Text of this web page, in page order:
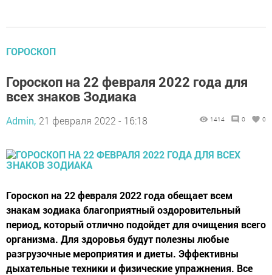
ГОРОСКОП
Гороскоп на 22 февраля 2022 года для
всех знаков Зодиака
Admin, 21 февраля 2022 - 16:18 1414 0 0
Гороскоп на 22 февраля 2022 года обещает всем
знакам зодиака благоприятный оздоровительный
период, который отлично подойдет для очищения всего
организма. Для здоровья будут полезны любые
разгрузочные мероприятия и диеты. Эффективны
дыхательные техники и физические упражнения. Все